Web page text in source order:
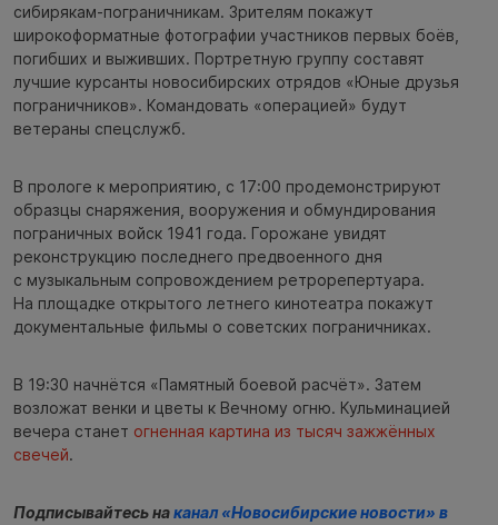
сибирякам-пограничникам. Зрителям покажут
широкоформатные фотографии участников первых боёв,
погибших и выживших. Портретную группу составят
лучшие курсанты новосибирских отрядов «Юные друзья
пограничников». Командовать «операцией» будут
ветераны спецслужб.
В прологе к мероприятию, с 17:00 продемонстрируют
образцы снаряжения, вооружения и обмундирования
пограничных войск 1941 года. Горожане увидят
реконструкцию последнего предвоенного дня
с музыкальным сопровождением ретрорепертуара.
На площадке открытого летнего кинотеатра покажут
документальные фильмы о советских пограничниках.
В 19:30 начнётся «Памятный боевой расчёт». Затем
возложат венки и цветы к Вечному огню. Кульминацией
вечера станет огненная картина из тысяч зажжённых
свечей.
Подписывайтесь наканал «Новосибирские новости» в